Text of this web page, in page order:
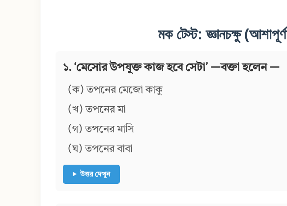
মক টেস্ট: জ্ঞানচক্ষু
১. ‘মেসোর উপযুক্ত কাজ হবে সেটা’ —বক্তা হলেন —
(ক) তপনের মেজো কাকু
(খ) তপনের মা
(গ) তপনের মাসি
(ঘ) তপনের বাবা
উত্তর দেখুন